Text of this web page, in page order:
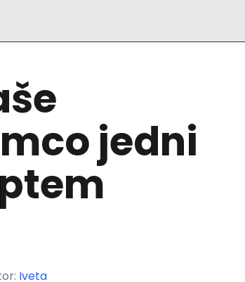
jedni
Iveta